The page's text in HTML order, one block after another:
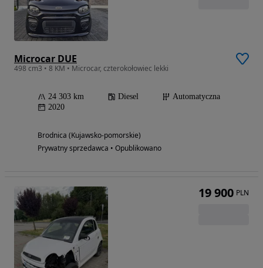
Microcar DUE
498 cm3 • 8 KM • Microcar, czterokołowiec lekki
24 303 km Diesel
Automatyczna
2020
Brodnica (Kujawsko-pomorskie)
Prywatny sprzedawca • Opublikowano
19 900 PLN